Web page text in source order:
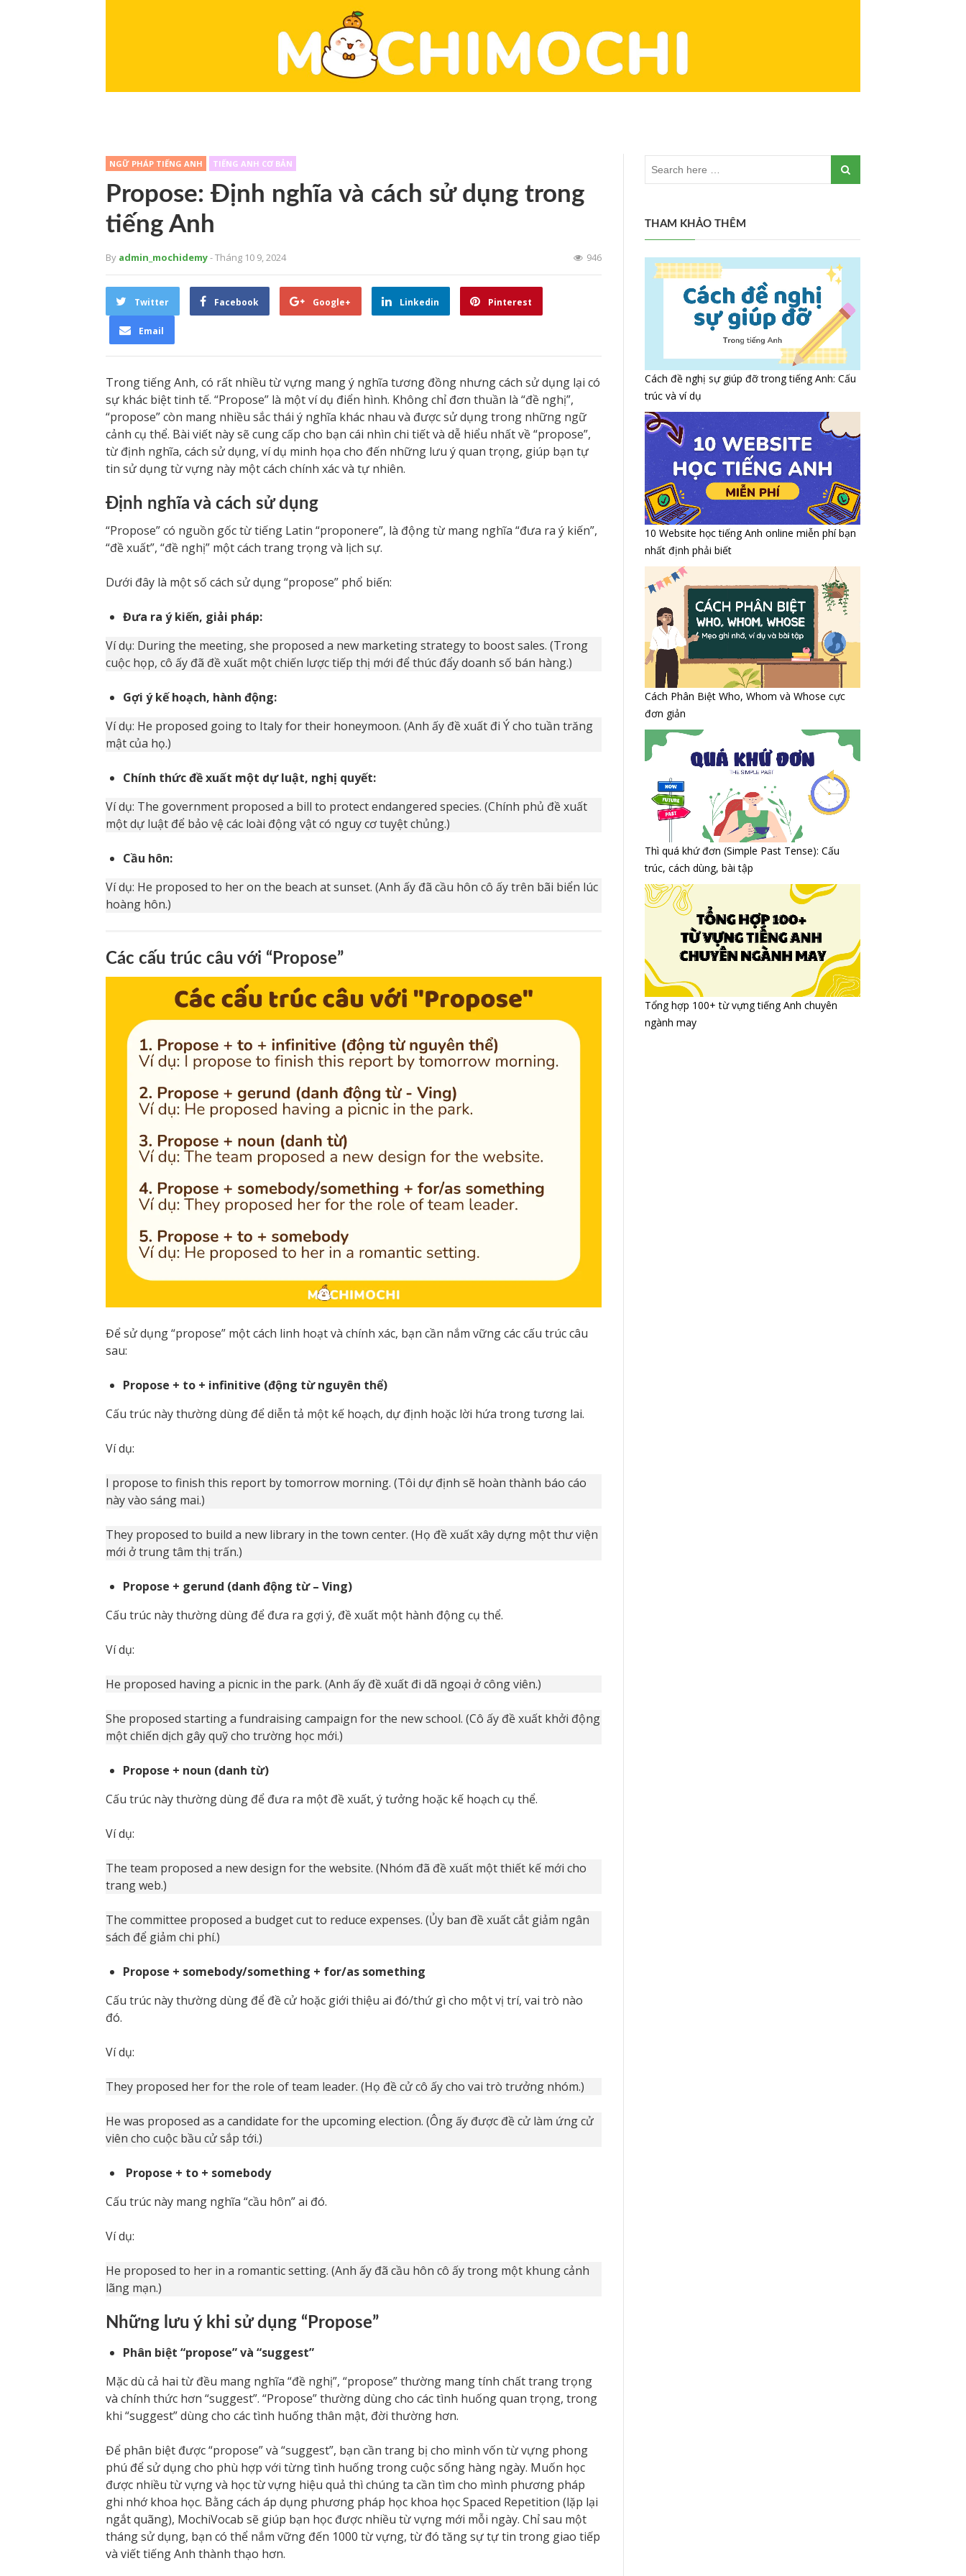
NGỮ PHÁP TIẾNG ANH TIẾNG ANH CƠ BẢN
Propose: Định nghĩa và cách sử dụng trong
tiếng Anh
By admin_mochidemy- Tháng 10 9, 2024 946
Twitter Facebook Google+ Linkedin Pinterest
Email
Trong tiếng Anh, có rất nhiều từ vựng mang ý nghĩa tương đồng nhưng cách sử dụng lại có
sự khác biệt tinh tế. “Propose” là một ví dụ điển hình. Không chỉ đơn thuần là “đề nghị”,
“propose” còn mang nhiều sắc thái ý nghĩa khác nhau và được sử dụng trong những ngữ
cảnh cụ thể. Bài viết này sẽ cung cấp cho bạn cái nhìn chi tiết và dễ hiểu nhất về “propose”,
từ định nghĩa, cách sử dụng, ví dụ minh họa cho đến những lưu ý quan trọng, giúp bạn tự
tin sử dụng từ vựng này một cách chính xác và tự nhiên.
Định nghĩa và cách sử dụng
“Propose” có nguồn gốc từ tiếng Latin “proponere”, là động từ mang nghĩa “đưa ra ý kiến”,
“đề xuất”, “đề nghị” một cách trang trọng và lịch sự.
Dưới đây là một số cách sử dụng “propose” phổ biến:
Đưa ra ý kiến, giải pháp:
Ví dụ: During the meeting, she proposed a new marketing strategy to boost sales. (Trong
cuộc họp, cô ấy đã đề xuất một chiến lược tiếp thị mới để thúc đẩy doanh số bán hàng.)
Gợi ý kế hoạch, hành động:
Ví dụ: He proposed going to Italy for their honeymoon. (Anh ấy đề xuất đi Ý cho tuần trăng
mật của họ.)
Chính thức đề xuất một dự luật, nghị quyết:
Ví dụ: The government proposed a bill to protect endangered species. (Chính phủ đề xuất
một dự luật để bảo vệ các loài động vật có nguy cơ tuyệt chủng.)
Cầu hôn:
Ví dụ: He proposed to her on the beach at sunset. (Anh ấy đã cầu hôn cô ấy trên bãi biển lúc
hoàng hôn.)
Các cấu trúc câu với “Propose”
Để sử dụng “propose” một cách linh hoạt và chính xác, bạn cần nắm vững các cấu trúc câu
sau:
Propose + to + infinitive (động từ nguyên thể)
Cấu trúc này thường dùng để diễn tả một kế hoạch, dự định hoặc lời hứa trong tương lai.
Ví dụ:
I propose to finish this report by tomorrow morning. (Tôi dự định sẽ hoàn thành báo cáo
này vào sáng mai.)
They proposed to build a new library in the town center. (Họ đề xuất xây dựng một thư viện
mới ở trung tâm thị trấn.)
Propose + gerund (danh động từ – Ving)
Cấu trúc này thường dùng để đưa ra gợi ý, đề xuất một hành động cụ thể.
Ví dụ:
He proposed having a picnic in the park. (Anh ấy đề xuất đi dã ngoại ở công viên.)
She proposed starting a fundraising campaign for the new school. (Cô ấy đề xuất khởi động
một chiến dịch gây quỹ cho trường học mới.)
Propose + noun (danh từ)
Cấu trúc này thường dùng để đưa ra một đề xuất, ý tưởng hoặc kế hoạch cụ thể.
Ví dụ:
The team proposed a new design for the website. (Nhóm đã đề xuất một thiết kế mới cho
trang web.)
The committee proposed a budget cut to reduce expenses. (Ủy ban đề xuất cắt giảm ngân
sách để giảm chi phí.)
Propose + somebody/something + for/as something
Cấu trúc này thường dùng để đề cử hoặc giới thiệu ai đó/thứ gì cho một vị trí, vai trò nào
đó.
Ví dụ:
They proposed her for the role of team leader. (Họ đề cử cô ấy cho vai trò trưởng nhóm.)
He was proposed as a candidate for the upcoming election. (Ông ấy được đề cử làm ứng cử
viên cho cuộc bầu cử sắp tới.)
Propose + to + somebody
Cấu trúc này mang nghĩa “cầu hôn” ai đó.
Ví dụ:
He proposed to her in a romantic setting. (Anh ấy đã cầu hôn cô ấy trong một khung cảnh
lãng mạn.)
Những lưu ý khi sử dụng “Propose”
Phân biệt “propose” và “suggest”
Mặc dù cả hai từ đều mang nghĩa “đề nghị”, “propose” thường mang tính chất trang trọng
và chính thức hơn “suggest”. “Propose” thường dùng cho các tình huống quan trọng, trong
khi “suggest” dùng cho các tình huống thân mật, đời thường hơn.
Để phân biệt được “propose” và “suggest”, bạn cần trang bị cho mình vốn từ vựng phong
phú để sử dụng cho phù hợp với từng tình huống trong cuộc sống hàng ngày. Muốn học
được nhiều từ vựng và học từ vựng hiệu quả thì chúng ta cần tìm cho mình phương pháp
ghi nhớ khoa học. Bằng cách áp dụng phương pháp học khoa học Spaced Repetition (lặp lại
ngắt quãng), MochiVocab sẽ giúp bạn học được nhiều từ vựng mới mỗi ngày. Chỉ sau một
tháng sử dụng, bạn có thể nắm vững đến 1000 từ vựng, từ đó tăng sự tự tin trong giao tiếp
và viết tiếng Anh thành thạo hơn.
THAM KHẢO THÊM
Cách đề nghị sự giúp đỡ trong tiếng Anh: Cấu
trúc và ví dụ
10 Website học tiếng Anh online miễn phí bạn
nhất định phải biết
Cách Phân Biệt Who, Whom và Whose cực
đơn giản
Thì quá khứ đơn (Simple Past Tense): Cấu
trúc, cách dùng, bài tập
Tổng hợp 100+ từ vựng tiếng Anh chuyên
ngành may